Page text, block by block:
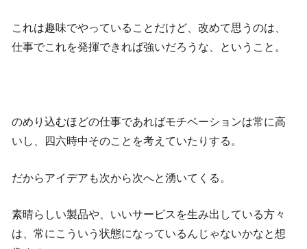
これは趣味でやっていることだけど、改めて思うのは、
仕事でこれを発揮できれば強いだろうな、ということ。
のめり込むほどの仕事であればモチベーションは常に高
いし、四六時中そのことを考えていたりする。
だからアイデアも次から次へと湧いてくる。
素晴らしい製品や、いいサービスを生み出している方々
は、常にこういう状態になっているんじゃないかなと想